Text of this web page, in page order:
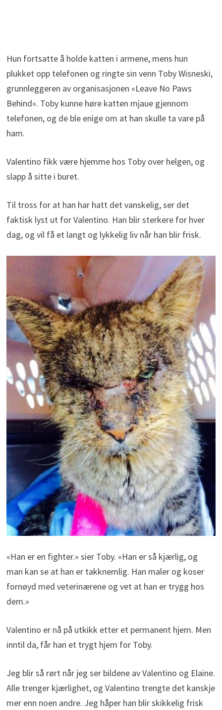
Hun fortsatte å holde katten i armene, mens hun
plukket opp telefonen og ringte sin venn Toby Wisneski,
grunnleggeren av organisasjonen «Leave No Paws
Behind». Toby kunne høre katten mjaue gjennom
telefonen, og de ble enige om at han skulle ta vare på
ham.
Valentino fikk være hjemme hos Toby over helgen, og
slapp å sitte i buret.
Til tross for at han har hatt det vanskelig, ser det
faktisk lyst ut for Valentino. Han blir sterkere for hver
dag, og vil få et langt og lykkelig liv når han blir frisk.
«Han er en fighter.» sier Toby. «Han er så kjærlig, og
man kan se at han er takknemlig. Han maler og koser
fornøyd med veterinærene og vet at han er trygg hos
dem.»
Valentino er nå på utkikk etter et permanent hjem. Men
inntil da, får han et trygt hjem for Toby.
Jeg blir så rørt når jeg ser bildene av Valentino og Elaine.
Alle trenger kjærlighet, og Valentino trengte det kanskje
mer enn noen andre. Jeg håper han blir skikkelig frisk